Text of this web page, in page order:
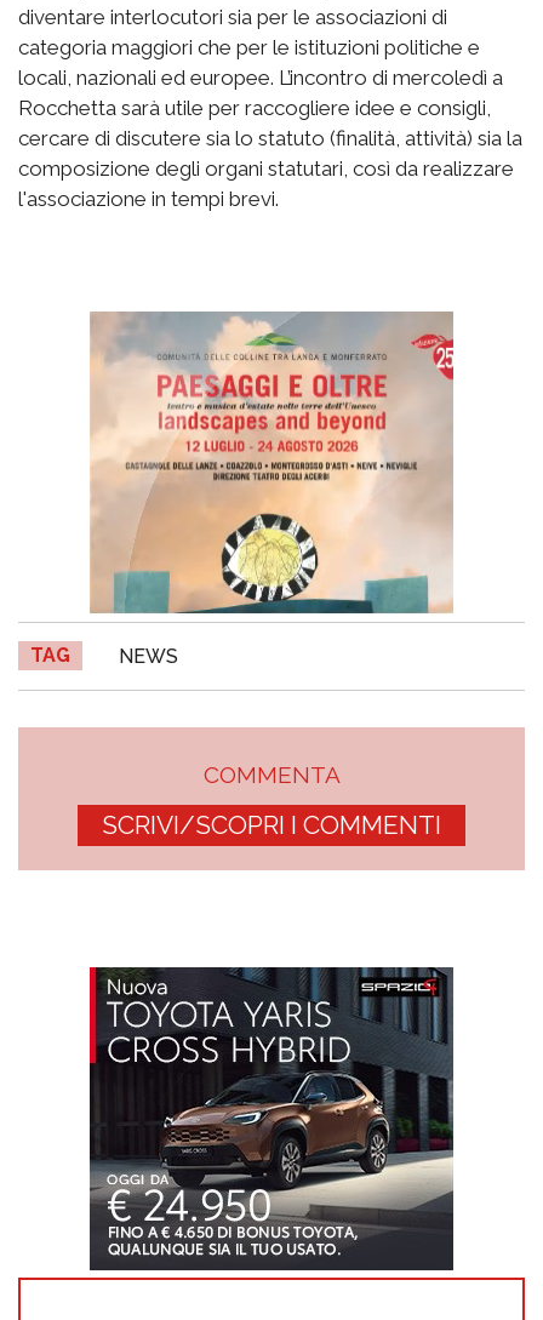
diventare interlocutori sia per le associazioni di
categoria maggiori che per le istituzioni politiche e
locali, nazionali ed europee. L’incontro di mercoledì a
Rocchetta sarà utile per raccogliere idee e consigli,
cercare di discutere sia lo statuto (finalità, attività) sia la
composizione degli organi statutari, così da realizzare
l'associazione in tempi brevi.
TAG NEWS
COMMENTA
SCRIVI/SCOPRI I COMMENTI